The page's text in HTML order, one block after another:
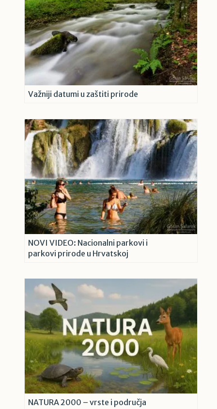
Važniji datumi u zaštiti prirode
NOVI VIDEO: Nacionalni parkovi i
parkovi prirode u Hrvatskoj
NATURA 2000 – vrste i područja